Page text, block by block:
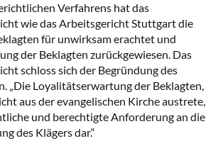
Verfahrens hat das
wie das Arbeitsgericht Stuttgart die
für unwirksam erachtet und
der Beklagten zurückgewiesen. Das
schloss sich der Begründung des
„Die Loyalitätserwartung der Beklagten,
aus der evangelischen Kirche austrete,
und berechtigte Anforderung an die
des Klägers dar.“